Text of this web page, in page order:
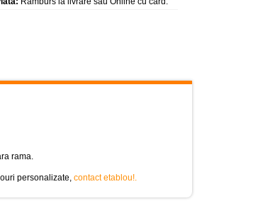
rama.
personalizate, contact etablou!.